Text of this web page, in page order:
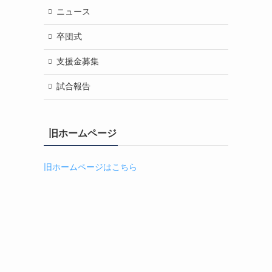
ニュース
卒団式
支援金募集
試合報告
旧ホームページ
旧ホームページはこちら